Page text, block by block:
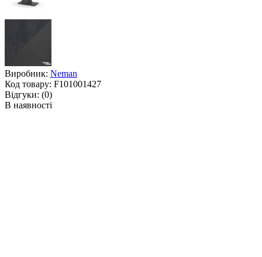
Виробник: Neman
Код товару: F101001427
Відгуки: (0)
В наявності